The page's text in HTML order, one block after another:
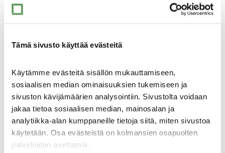
Tämä sivusto käyttää evästeitä
Käytämme evästeitä sisällön mukauttamiseen,
sosiaalisen median ominaisuuksien tukemiseen ja
sivuston kävijämäärien analysointiin. Sivustolta voidaan
jakaa tietoa sosiaalisen median, mainosalan ja
analytiikka-alan kumppaneille tietoja siitä, miten sivustoa
käytetään. Osa evästeistä on kolmansien osapuolten
palveluiden asettamia.
Meistä
Meistä
Ajankohtaista
Yhteystiedot